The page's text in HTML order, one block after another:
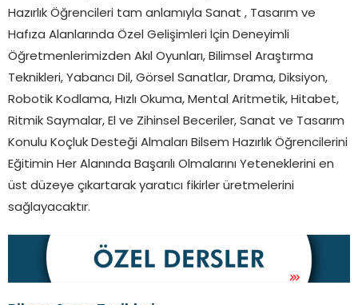
Hazırlık Öğrencileri tam anlamıyla Sanat , Tasarım ve
Hafıza Alanlarında Özel Gelişimleri İçin Deneyimli
Öğretmenlerimizden Akıl Oyunları, Bilimsel Araştırma
Teknikleri, Yabancı Dil, Görsel Sanatlar, Drama, Diksiyon,
Robotik Kodlama, Hızlı Okuma, Mental Aritmetik, Hitabet,
Ritmik Saymalar, El ve Zihinsel Beceriler, Sanat ve Tasarım
Konulu Koçluk Desteği Almaları Bilsem Hazırlık Öğrencilerini
Eğitimin Her Alanında Başarılı Olmalarını Yeteneklerini en
üst düzeye çıkartarak yaratıcı fikirler üretmelerini
sağlayacaktır.